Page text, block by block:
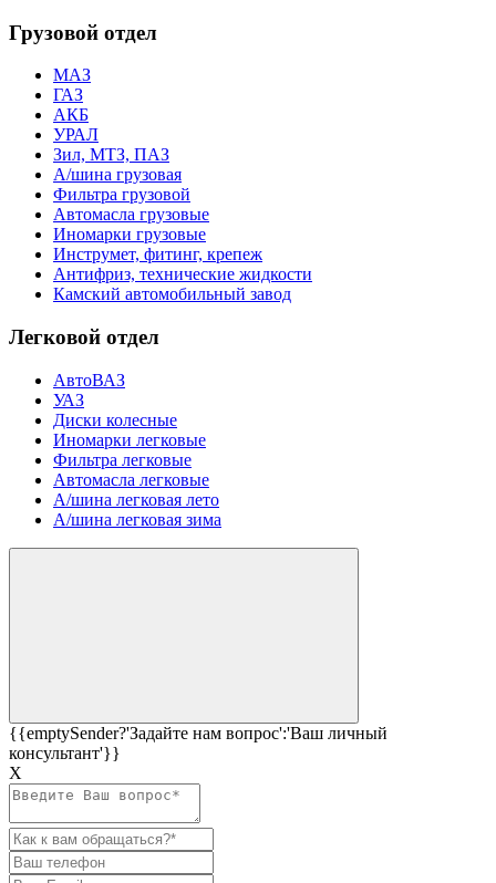
Грузовой отдел
МАЗ
ГАЗ
АКБ
УРАЛ
Зил, МТЗ, ПАЗ
А/шина грузовая
Фильтра грузовой
Автомасла грузовые
Иномарки грузовые
Инструмет, фитинг, крепеж
Антифриз, технические жидкости
Камский автомобильный завод
Легковой отдел
АвтоВАЗ
УАЗ
Диски колесные
Иномарки легковые
Фильтра легковые
Автомасла легковые
А/шина легковая лето
А/шина легковая зима
{{emptySender?'Задайте нам вопрос':'Ваш личный
консультант'}}
Х